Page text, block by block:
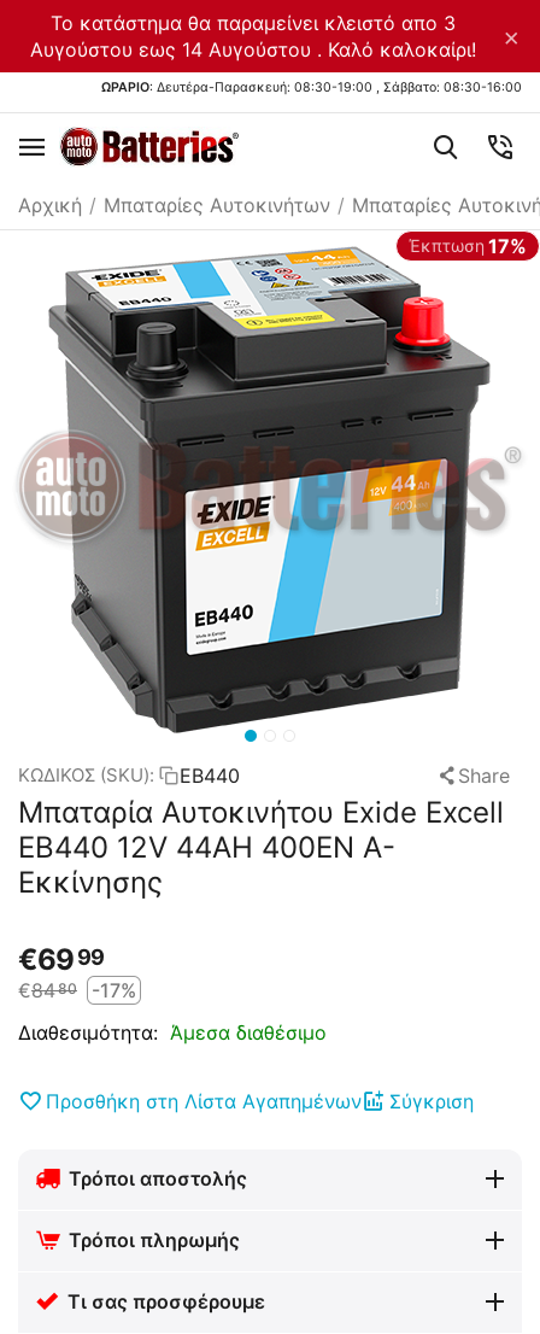
Το κατάστημα θα παραμείνει κλειστό απο 3
Αυγούστου εως 14 Αυγούστου . Καλό καλοκαίρι!
×
ΩΡΑΡΙΟ: Δευτέρα-Παρασκευή: 08:30-19:00 , Σάββατο: 08:30-16:00
Αρχική / Μπαταρίες Αυτοκινήτων / Μπαταρίες
Έκπτωση 17%
ΚΩΔΙΚΟΣ (SKU): EB440 Share
Μπαταρία Αυτοκινήτου Exide Excell
EB440 12V 44AH 400EN A-
Εκκίνησης
€6999
€8480
-17%
Διαθεσιμότητα: Άμεσα διαθέσιμο
Προσθήκη στη Λίστα Αγαπημένων Σύγκριση
Τρόποι αποστολής
Τρόποι πληρωμής
Τι σας προσφέρουμε